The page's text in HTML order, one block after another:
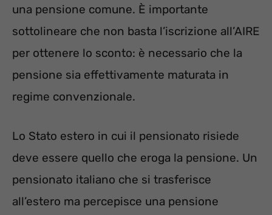
una pensione comune. È importante
sottolineare che non basta l’iscrizione all’AIRE
per ottenere lo sconto: è necessario che la
pensione sia effettivamente maturata in
regime convenzionale.
Lo Stato estero in cui il pensionato risiede
deve essere quello che eroga la pensione. Un
pensionato italiano che si trasferisce
all’estero ma percepisce una pensione